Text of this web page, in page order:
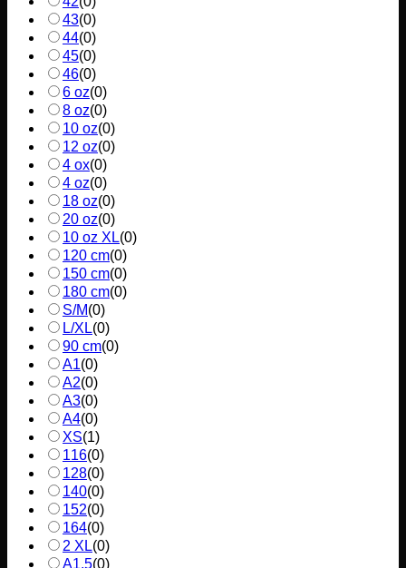
43(0)
44(0)
45(0)
46(0)
6 oz(0)
8 oz(0)
10 oz(0)
12 oz(0)
4 ox(0)
4 oz(0)
18 oz(0)
20 oz(0)
10 oz XL(0)
120 cm(0)
150 cm(0)
180 cm(0)
S/M(0)
L/XL(0)
90 cm(0)
A1(0)
A2(0)
A3(0)
A4(0)
XS(1)
116(0)
128(0)
140(0)
152(0)
164(0)
2 XL(0)
A1,5(0)